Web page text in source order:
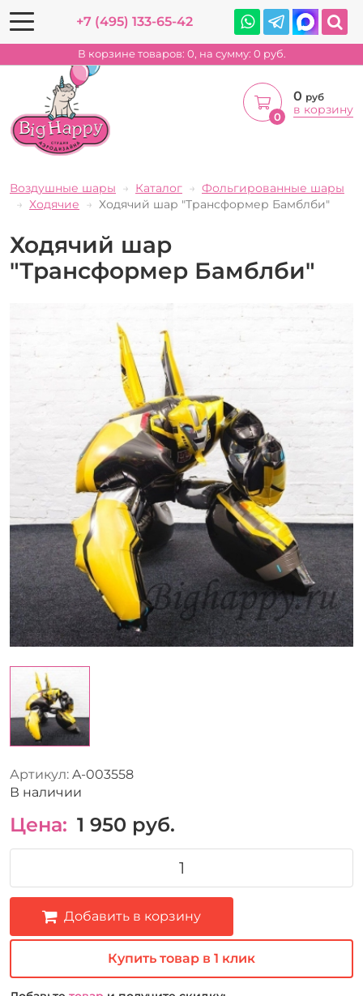
+7 (495) 133-65-42
В корзине товаров: 0, на сумму: 0 руб.
0
0 руб
в корзину
Воздушные шары Каталог
Фольгированные шары
Ходячие
Ходячий шар "Трансформер Бамблби"
Ходячий шар
"Трансформер Бамблби"
Артикул: A-003558
В наличии
Цена: 1 950 руб.
Добавить в корзину
Купить товар в 1 клик